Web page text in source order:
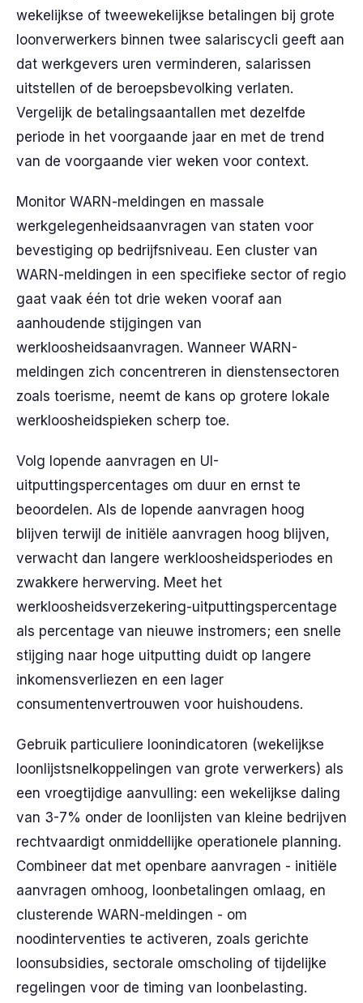
wekelijkse of tweewekelijkse betalingen bij grote
loonverwerkers binnen twee salariscycli geeft aan
dat werkgevers uren verminderen, salarissen
uitstellen of de beroepsbevolking verlaten.
Vergelijk de betalingsaantallen met dezelfde
periode in het voorgaande jaar en met de trend
van de voorgaande vier weken voor context.
Monitor WARN-meldingen en massale
werkgelegenheidsaanvragen van staten voor
bevestiging op bedrijfsniveau. Een cluster van
WARN-meldingen in een specifieke sector of regio
gaat vaak één tot drie weken vooraf aan
aanhoudende stijgingen van
werkloosheidsaanvragen. Wanneer WARN-
meldingen zich concentreren in dienstensectoren
zoals toerisme, neemt de kans op grotere lokale
werkloosheidspieken scherp toe.
Volg lopende aanvragen en UI-
uitputtingspercentages om duur en ernst te
beoordelen. Als de lopende aanvragen hoog
blijven terwijl de initiële aanvragen hoog blijven,
verwacht dan langere werkloosheidsperiodes en
zwakkere herwerving. Meet het
werkloosheidsverzekering-uitputtingspercentage
als percentage van nieuwe instromers; een snelle
stijging naar hoge uitputting duidt op langere
inkomensverliezen en een lager
consumentenvertrouwen voor huishoudens.
Gebruik particuliere loonindicatoren (wekelijkse
loonlijstsnelkoppelingen van grote verwerkers) als
een vroegtijdige aanvulling: een wekelijkse daling
van 3-7% onder de loonlijsten van kleine bedrijven
rechtvaardigt onmiddellijke operationele planning.
Combineer dat met openbare aanvragen - initiële
aanvragen omhoog, loonbetalingen omlaag, en
clusterende WARN-meldingen - om
noodinterventies te activeren, zoals gerichte
loonsubsidies, sectorale omscholing of tijdelijke
regelingen voor de timing van loonbelasting.